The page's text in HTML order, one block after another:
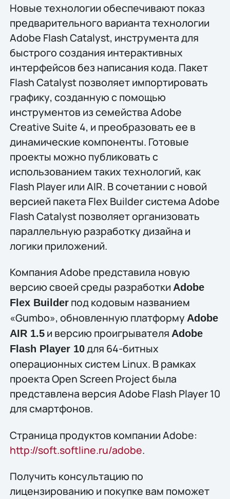
Новые технологии обеспечивают показ
предварительного варианта технологии
Adobe Flash Catalyst, инструмента для
быстрого создания интерактивных
интерфейсов без написания кода. Пакет
Flash Catalyst позволяет импортировать
графику, созданную с помощью
инструментов из семейства Adobe
Creative Suite 4, и преобразовать ее в
динамические компоненты. Готовые
проекты можно публиковать с
использованием таких технологий, как
Flash Player или AIR. В сочетании с новой
версией пакета Flex Builder система Adobe
Flash Catalyst позволяет организовать
параллельную разработку дизайна и
логики приложений.
Компания Adobe представила новую
версию своей среды разработки Adobe
Flex Builderпод кодовым названием
«Gumbo», обновленную платформу Adobe
AIR 1.5и версию проигрывателя Adobe
Flash Player 10для 64-битных
операционных систем Linux. В рамках
проекта Open Screen Project была
представлена версия Adobe Flash Player 10
для смартфонов.
Страница продуктов компании Adobe:
http://soft.softline.ru/adobe.
Получить конcультацию по
лицензированию и покупке вам поможет